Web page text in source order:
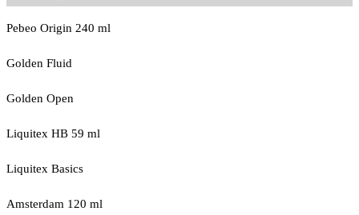
Pebeo Origin 240 ml
Golden Fluid
Golden Open
Liquitex HB 59 ml
Liquitex Basics
Amsterdam 120 ml